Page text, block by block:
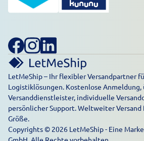
LetMeShip – Ihr flexibler Versandpartner
Logistiklösungen. Kostenlose
Versanddienstleister, individuelle
persönlicher Support. Weltweiter
Größe.
Copyrights © 2026 LetMeShip - Eine